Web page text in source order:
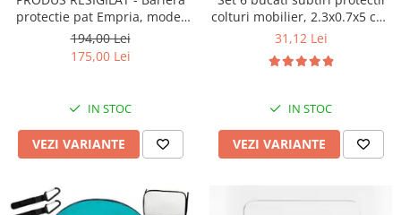
protectie pat Empria, model
BASIC interconectabil, reglabil
si culisant, inaltime ajustabila
pana la 94 cm, Diverse
194,00 Lei
175,00 Lei
IN STOC
VEZI VARIANTE
colturi mobilier, 2.3x0.7x5 cm,
Diverse culori
31,12 Lei
IN STOC
VEZI VARIANTE